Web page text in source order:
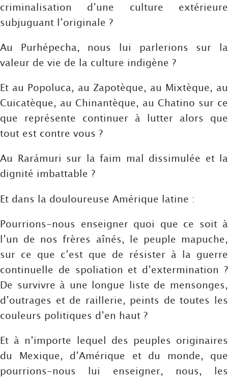
criminalisation d’une culture extérieure
subjuguant l’originale ?
Au Purhépecha, nous lui parlerions sur la
valeur de vie de la culture indigène ?
Et au Popoluca, au Zapotèque, au Mixtèque, au
Cuicatèque, au Chinantèque, au Chatino sur ce
que représente continuer à lutter alors que
tout est contre vous ?
Au Rarámuri sur la faim mal dissimulée et la
dignité imbattable ?
Et dans la douloureuse Amérique latine :
Pourrions-nous enseigner quoi que ce soit à
l’un de nos frères aînés, le peuple mapuche,
sur ce que c’est que de résister à la guerre
continuelle de spoliation et d’extermination ?
De survivre à une longue liste de mensonges,
d’outrages et de raillerie, peints de toutes les
couleurs politiques d’en haut ?
Et à n’importe lequel des peuples originaires
du Mexique, d’Amérique et du monde, que
pourrions-nous lui enseigner, nous, les